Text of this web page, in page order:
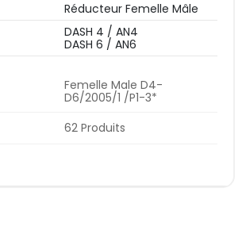
Réducteur Femelle Mâle
DASH 4 / AN4
DASH 6 / AN6
Femelle Male D4-
D6/2005/1 /P1-3*
62 Produits